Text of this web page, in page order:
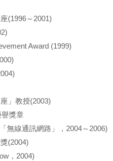
(1996～2001)
Award (1999)
」教授(2003)
獎章
無線通訊網路」，2004～2006)
(2004)
，2004)